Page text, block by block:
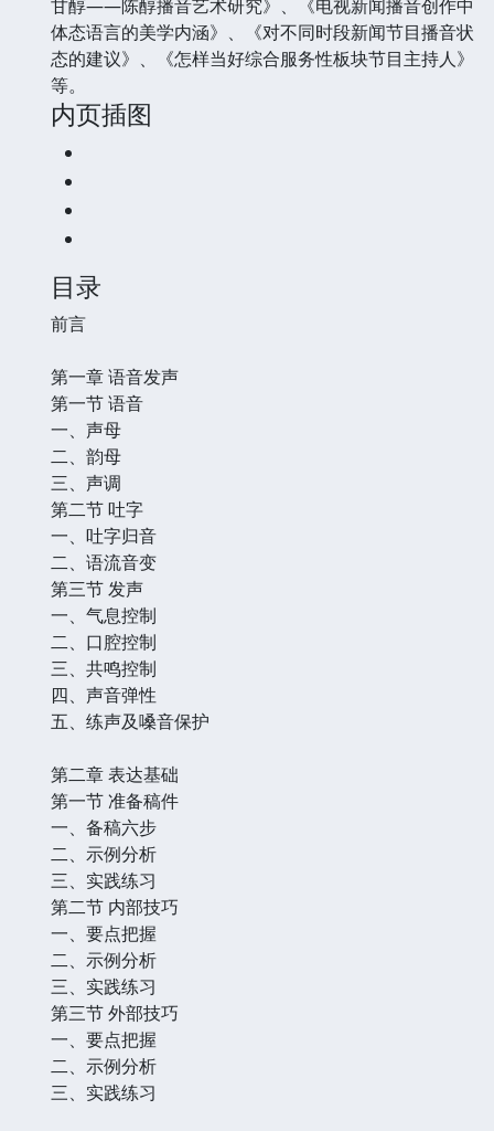
甘醇——陈醇播音艺术研究》、《电视新闻播音创作中
体态语言的美学内涵》、《对不同时段新闻节目播音状
态的建议》、《怎样当好综合服务性板块节目主持人》
等。
内页插图
目录
前言
第一章 语音发声
第一节 语音
一、声母
二、韵母
三、声调
第二节 吐字
一、吐字归音
二、语流音变
第三节 发声
一、气息控制
二、口腔控制
三、共鸣控制
四、声音弹性
五、练声及嗓音保护
第二章 表达基础
第一节 准备稿件
一、备稿六步
二、示例分析
三、实践练习
第二节 内部技巧
一、要点把握
二、示例分析
三、实践练习
第三节 外部技巧
一、要点把握
二、示例分析
三、实践练习